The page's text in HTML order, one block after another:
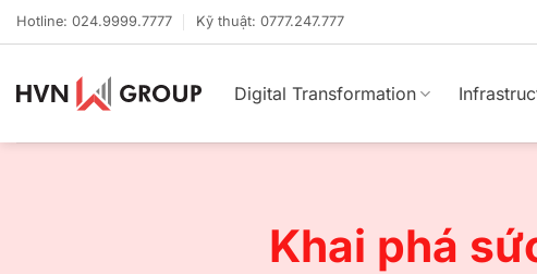
Bỏ
quaHotline: 024.9999.7777 Kỹ thuật: 0777.247.777
Digital Transformation
Khai phá